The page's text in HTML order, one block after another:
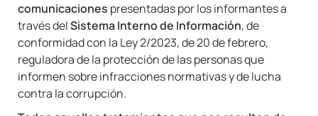
comunicaciones presentadas por los informantes a
través delSistema Interno de Información, de
conformidad con la Ley 2/2023, de 20 de febrero,
reguladora de la protección de las personas que
informen sobre infracciones normativas y de lucha
contra la corrupción.